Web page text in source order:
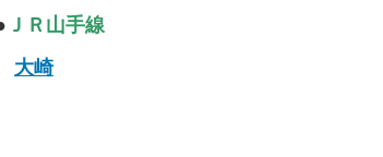
ＪＲ山手線
大崎